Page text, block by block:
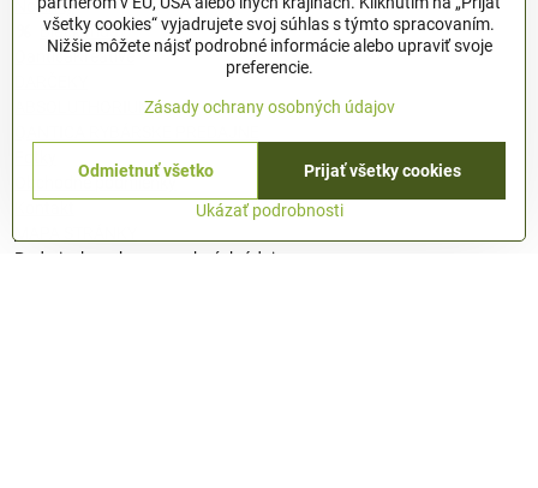
Novinky
Black friday
QanticaKreative
ABSOLUTHORIUM
Obchodné podmienky
Podmienky ochrany osobných údajov
všetky cookies“ vyjadrujete svoj súhlas s týmto spracovaním.
Nižšie môžete nájsť podrobné informácie alebo upraviť svoje
preferencie.
Zásady ochrany osobných údajov
Ukázať podrobnosti
Prijať všetky cookies
Odmietnuť všetko